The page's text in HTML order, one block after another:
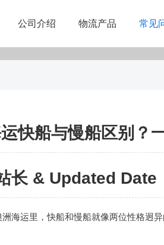
公司介绍 物流产品 常见
快船与慢船区别？
长 & Updated Date
洲海运里，快船和慢船就像两位性格迥